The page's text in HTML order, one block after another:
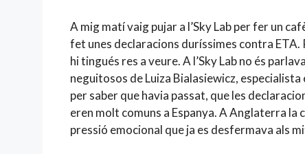
A mig matí vaig pujar a l’Sky Lab per fer un
fet unes declaracions duríssimes contra
hi tingués res a veure. A l’Sky Lab no és
neguitosos de Luiza Bialasiewicz,
per saber que havia passat, que les
eren molt comuns a Espanya. A Anglaterra
pressió emocional que ja es desfermava als